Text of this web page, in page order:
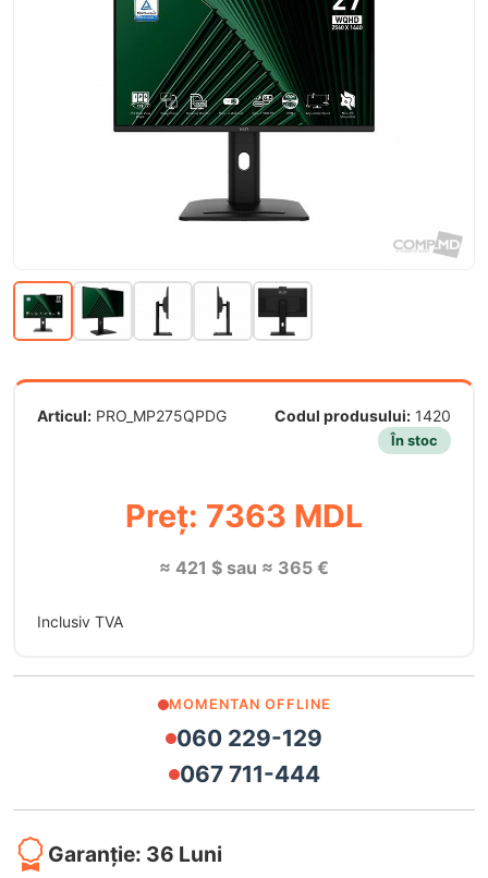
Articul: PRO_MP275QPDG Codul produsului: 1420
În stoc
Preț: 7363 MDL
≈ 421 $ sau ≈ 365 €
Inclusiv TVA
MOMENTAN OFFLINE
060 229-129
067 711-444
Garanție: 36 Luni